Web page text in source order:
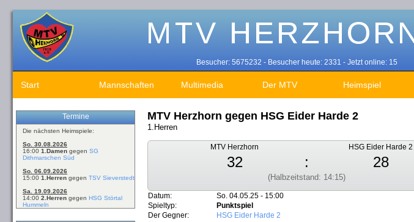
Besucher: 5675232 - Besucher heute: 2331 - Jetzt online: 15
Start Mannschaften Multimedia Der MTV Heimspiel
Termine
Die nächsten Heimspiele:
So. 30.08.2026
16:00 1.Damen gegen SG
Dithmarschen Süd
So. 06.09.2026
15:00 1.Herren gegen TSV Sieverstedt
Sa. 19.09.2026
14:00 2.Herren gegen HSG Störtal
Hummeln
MTV Herzhorn gegen HSG Eider Harde 2
1.Herren
MTV Herzhorn HSG Eider Harde 2
32 : 28
(Halbzeitstand: 14:15)
Datum:
So. 04.05.25 - 15:00
Spieltyp:
Punktspiel
Der Gegner:
HSG Eider Harde 2